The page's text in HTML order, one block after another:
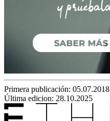
Primera publicación: 05.07.2018
Última edicion: 28.10.2025